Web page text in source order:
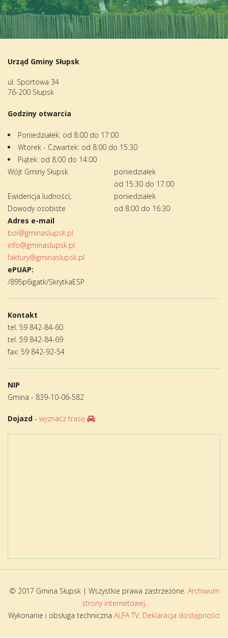
Urząd Gminy Słupsk
ul. Sportowa 34
76-200 Słupsk
Godziny otwarcia
Poniedziałek: od 8:00 do 17:00
Wtorek - Czwartek: od 8:00 do 15:30
Piątek: od 8:00 do 14:00
Wójt Gminy Słupsk
poniedziałek
od 15:30 do 17:00
Ewidencja ludności;
Dowody osobiste
poniedziałek
od 8:00 do 16:30
Adres e-mail
boi@gminaslupsk.pl
info@gminaslupsk.pl
faktury@gminaslupsk.pl
ePUAP:
/895p6igatk/SkrytkaESP
Kontakt
tel. 59 842-84-60
tel. 59 842-84-69
fax: 59 842-92-54
NIP
Gmina - 839-10-06-582
Dojazd - wyznacz trasę
© 2017 Gmina Słupsk | Wszystkie prawa zastrzeżone. Archiwum
strony internetowej.
Wykonanie i obsługa techniczna ALFA TV. Deklaracja dostępności